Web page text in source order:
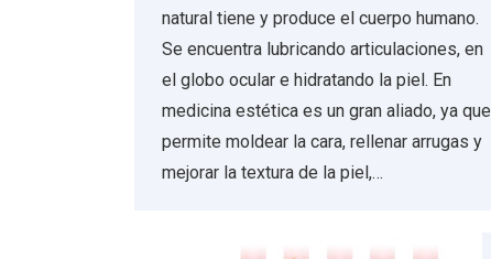
natural tiene y produce el cuerpo humano.
Se encuentra lubricando articulaciones, en
el globo ocular e hidratando la piel. En
medicina estética es un gran aliado, ya que
permite moldear la cara, rellenar arrugas y
mejorar la textura de la piel,…